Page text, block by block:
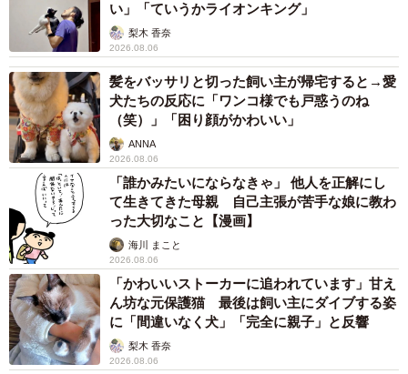
い」「ていうかライオンキング」
梨木 香奈
2026.08.06
髪をバッサリと切った飼い主が帰宅すると→愛
犬たちの反応に「ワンコ様でも戸惑うのね
（笑）」「困り顔がかわいい」
ANNA
2026.08.06
「誰かみたいにならなきゃ」 他人を正解にし
て生きてきた母親 自己主張が苦手な娘に教わ
った大切なこと【漫画】
海川 まこと
2026.08.06
「かわいいストーカーに追われています」甘え
ん坊な元保護猫 最後は飼い主にダイブする姿
に「間違いなく犬」「完全に親子」と反響
梨木 香奈
2026.08.06